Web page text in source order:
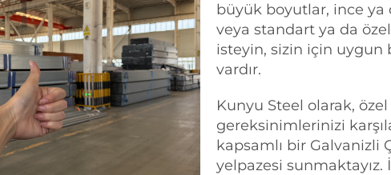
büyük boyutlar, ince ya
veya standart ya da
isteyin, sizin için uygun
vardır.
Kunyu Steel olarak, özel
gereksinimlerinizi
kapsamlı bir Galvanizli
yelpazesi sunmaktayız.